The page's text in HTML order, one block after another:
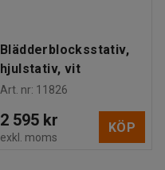
Blädderblocksstativ,
hjulstativ, vit
Art. nr: 11826
2 595 kr
exkl. moms
KÖP